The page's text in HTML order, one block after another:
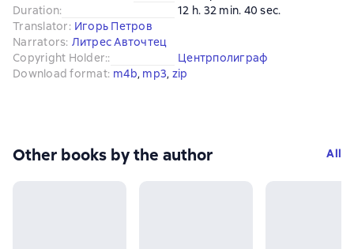
Duration:
12 h. 32 min. 40 sec.
Translator: Игорь Петров
Narrators: Литрес Авточтец
Copyright Holder::
Центрполиграф
Download format: m4b, mp3, zip
Other books by the author All